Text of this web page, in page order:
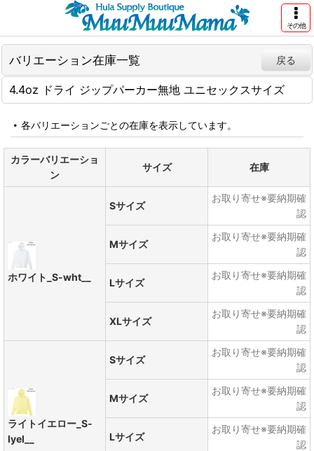
その他
バリエーション在庫一覧 戻る
4.4oz ドライ ジップパーカー無地 ユニセックスサイズ
各バリエーションごとの在庫を表示しています。
カラーバリエーショ
ン
サイズ 在庫
ホワイト_S-wht__
Sサイズ
お取り寄せ※要納期確
認
Mサイズ
お取り寄せ※要納期確
認
Lサイズ
お取り寄せ※要納期確
認
XLサイズ
お取り寄せ※要納期確
認
ライトイエロー_S-
lyel__
Sサイズ
お取り寄せ※要納期確
認
Mサイズ
お取り寄せ※要納期確
認
Lサイズ
お取り寄せ※要納期確
認